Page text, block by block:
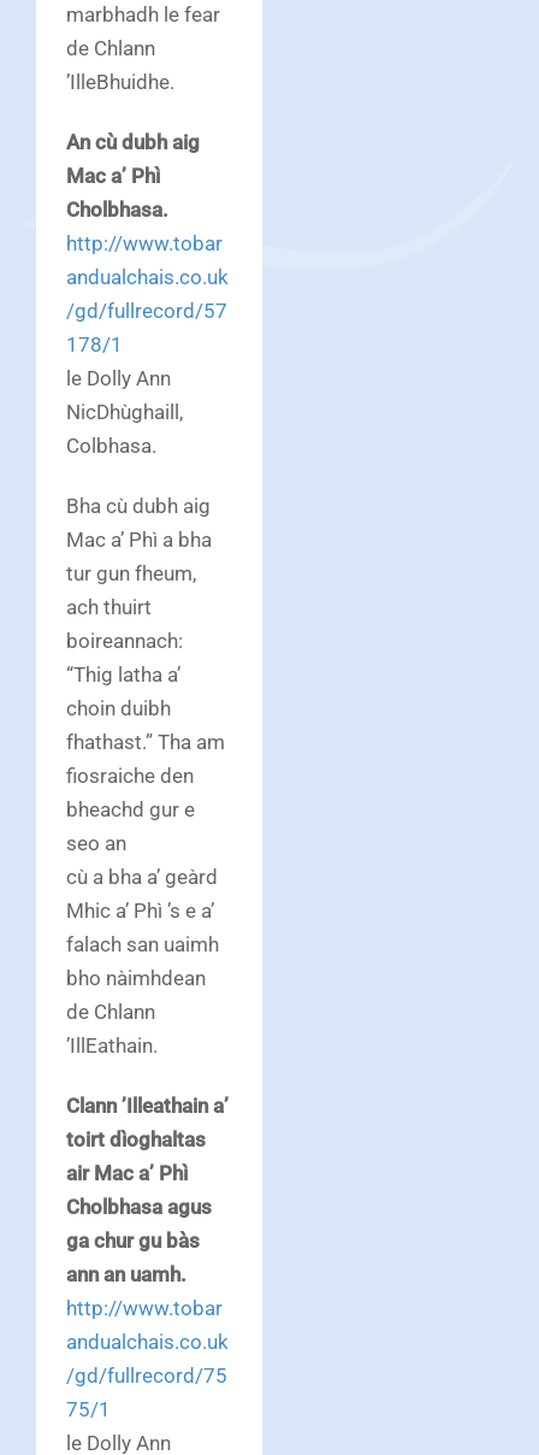
marbhadh le fear
de Chlann
’IlleBhuidhe.
An cù dubh aig
Mac a’ Phì
Cholbhasa.
http://www.tobar
andualchais.co.uk
/gd/fullrecord/57
178/1
le Dolly Ann
NicDhùghaill,
Colbhasa.
Bha cù dubh aig
Mac a’ Phì a bha
tur gun fheum,
ach thuirt
boireannach:
“Thig latha a’
choin duibh
fhathast.” Tha am
fiosraiche den
bheachd gur e
seo an
cù a bha a’ geàrd
Mhic a’ Phì ’s e a’
falach san uaimh
bho nàimhdean
de Chlann
’IllEathain.
Clann ’Illeathain a’
toirt dìoghaltas
air Mac a’ Phì
Cholbhasa agus
ga chur gu bàs
ann an uamh.
http://www.tobar
andualchais.co.uk
/gd/fullrecord/75
75/1
le Dolly Ann